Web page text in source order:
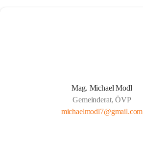
Mag. Michael Modl
Gemeinderat, ÖVP
michaelmodl7@gmail.com